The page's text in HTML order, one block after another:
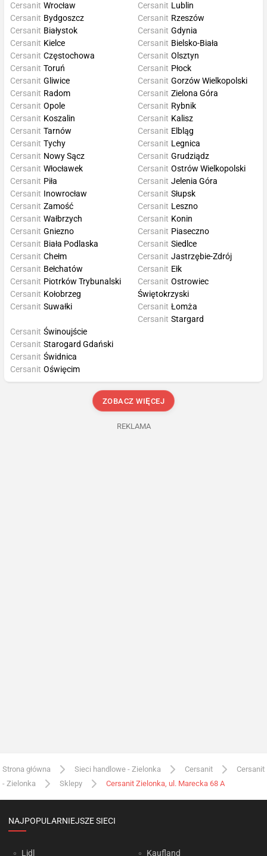
Cersanit Wrocław
Cersanit Lublin
Cersanit Bydgoszcz
Cersanit Białystok
Cersanit Kielce
Cersanit Częstochowa
Cersanit Rzeszów
Cersanit Gdynia
Cersanit Bielsko-Biała
Cersanit Olsztyn
Cersanit Toruń
Cersanit Gliwice
Cersanit Radom
Cersanit Opole
Cersanit Płock
Cersanit Gorzów Wielkopolski
Cersanit Zielona Góra
Cersanit Rybnik
Cersanit Koszalin
Cersanit Tarnów
Cersanit Tychy
Cersanit Nowy Sącz
Cersanit Kalisz
Cersanit Elbląg
Cersanit Legnica
Cersanit Grudziądz
Cersanit Włocławek
Cersanit Piła
Cersanit Inowrocław
Cersanit Zamość
Cersanit Ostrów Wielkopolski
Cersanit Jelenia Góra
Cersanit Słupsk
Cersanit Leszno
Cersanit Wałbrzych
Cersanit Gniezno
Cersanit Biała Podlaska
Cersanit Chełm
Cersanit Konin
Cersanit Piaseczno
Cersanit Siedlce
Cersanit Jastrzębie-Zdrój
Cersanit Bełchatów
Cersanit Piotrków Trybunalski
Cersanit Kołobrzeg
Cersanit Suwałki
Cersanit Ełk
Cersanit Ostrowiec
Świętokrzyski
Cersanit Łomża
Cersanit Stargard
Cersanit Świnoujście
Cersanit Starogard Gdański
Cersanit Świdnica
Cersanit Oświęcim
ZOBACZ WIĘCEJ
REKLAMA
Strona główna Sieci handlowe - Zielonka Cersanit
Cersanit
- Zielonka
Sklepy Cersanit Zielonka, ul. Marecka 68 A
NAJPOPULARNIEJSZE SIECI
Lidl Kaufland